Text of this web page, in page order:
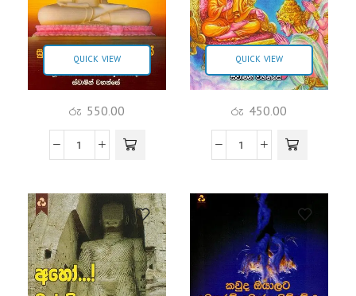
QUICK VIEW
රු 550.00
QUICK VIEW
රු 450.00